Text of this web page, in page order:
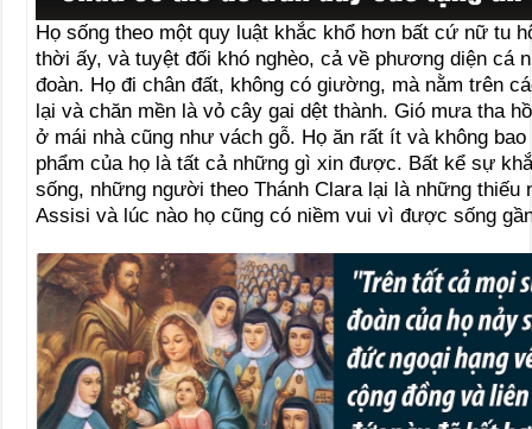
Họ sống theo một quy luật khắc khổ hơn bất cứ nữ tu
thời ấy, và tuyệt đối khó nghèo, cả về phương diện cá
đoàn. Họ đi chân đất, không có giường, mà nằm trên
lại và chăn mền là vỏ cây gai dệt thành. Gió mưa tha
ở mái nhà cũng như vách gỗ. Họ ăn rất ít và không
phẩm của họ là tất cả những gì xin được. Bất kể sự
sống, những người theo Thánh Clara lại là những thiếu
Assisi và lúc nào họ cũng có niềm vui vì được sống